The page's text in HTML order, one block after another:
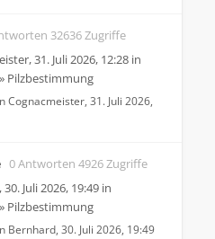
32636 Zugriffe
,31. Juli 2026, 12:28 in
» Pilzbestimmung
Cognacmeister, 31. Juli 2026,
0 Antworten 4926 Zugriffe
,30. Juli 2026, 19:49 in
» Pilzbestimmung
Bernhard, 30. Juli 2026, 19:49